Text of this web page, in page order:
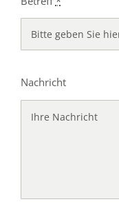
Nachricht